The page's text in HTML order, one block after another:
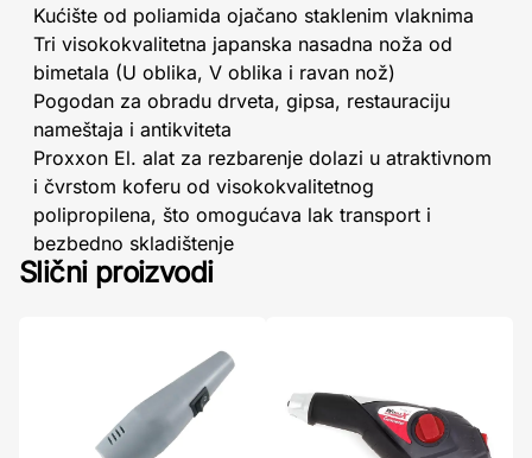
Kućište od poliamida ojačano staklenim vlaknima
Tri visokokvalitetna japanska nasadna noža od
bimetala (U oblika, V oblika i ravan nož)
Pogodan za obradu drveta, gipsa, restauraciju
nameštaja i antikviteta
Proxxon El. alat za rezbarenje dolazi u atraktivnom
i čvrstom koferu od visokokvalitetnog
polipropilena, što omogućava lak transport i
bezbedno skladištenje
Slični proizvodi